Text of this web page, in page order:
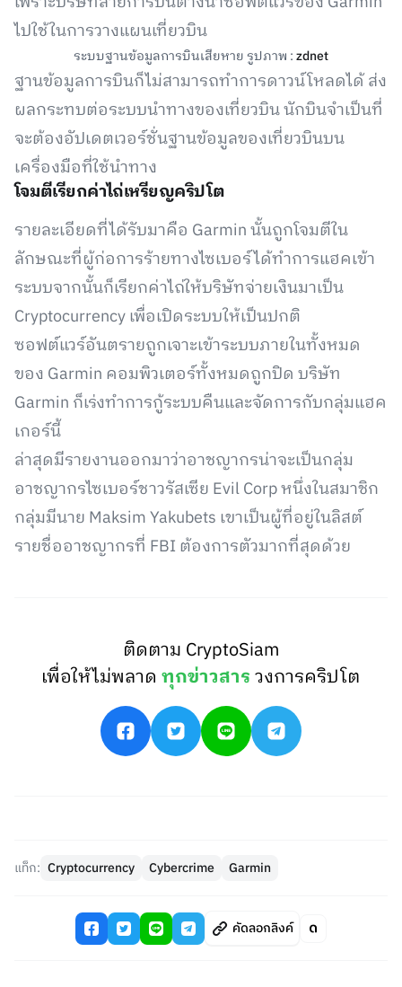
ไปใช้ในการวางแผนเที่ยวบิน
ระบบฐานข้อมูลการบินเสียหาย รูปภาพ :zdnet
ฐานข้อมูลการบินก็ไม่สามารถทำการดาวน์โหลดได้ ส่ง
ผลกระทบต่อระบบนำทางของเที่ยวบิน นักบินจำเป็นที่
จะต้องอัปเดตเวอร์ชั่นฐานข้อมูลของเที่ยวบินบน
เครื่องมือที่ใช้นำทาง
โจมตีเรียกค่าไถ่เหรียญคริปโต
รายละเอียดที่ได้รับมาคือ Garmin นั้นถูกโจมตีใน
ลักษณะที่ผู้ก่อการร้ายทางไซเบอร์ได้ทำการแฮคเข้า
ระบบจากนั้นก็เรียกค่าไถ่ให้บริษัทจ่ายเงินมาเป็น
Cryptocurrency เพื่อเปิดระบบให้เป็นปกติ
ซอฟต์แวร์อันตรายถูกเจาะเข้าระบบภายในทั้งหมด
ของ Garmin คอมพิวเตอร์ทั้งหมดถูกปิด บริษัท
Garmin ก็เร่งทำการกู้ระบบคืนและจัดการกับกลุ่มแฮค
เกอร์นี้
ล่าสุดมีรายงานออกมาว่าอาชญากรน่าจะเป็นกลุ่ม
อาชญากรไซเบอร์ชาวรัสเซีย Evil Corp หนึ่งในสมาชิก
กลุ่มมีนาย Maksim Yakubets เขาเป็นผู้ที่อยู่ในลิสต์
รายชื่ออาชญากรที่ FBI ต้องการตัวมากที่สุดด้วย
ติดตาม CryptoSiam
เพื่อให้ไม่พลาดทุกข่าวสารวงการคริปโต
แท็ก: Cryptocurrency Cybercrime Garmin
คัดลอกลิงค์